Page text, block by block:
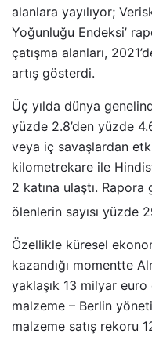
alanlara yayılıyor;
Yoğunluğu Endeksi’
çatışma alanları,
artış gösterdi.
Üç yılda dünya
yüzde 2.8’den yüzde
veya iç savaşlardan
kilometrekare ile
2 katına ulaştı.
ölenlerin sayısı yüzde
Özellikle küresel
kazandığı momentte
yaklaşık 13 milyar
malzeme – Berlin
malzeme satış rekoru